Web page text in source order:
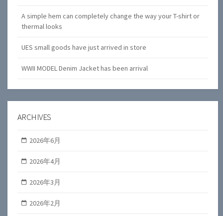
A simple hem can completely change the way your T-shirt or
thermal looks
UES small goods have just arrived in store
WWII MODEL Denim Jacket has been arrival
ARCHIVES
2026年6月
2026年4月
2026年3月
2026年2月